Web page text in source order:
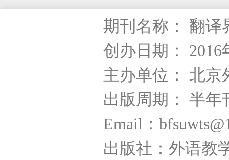
期刊名称： 翻译
创办日期： 2016
主办单位： 北京
出版周期： 半年
Email：
出版社：外语教